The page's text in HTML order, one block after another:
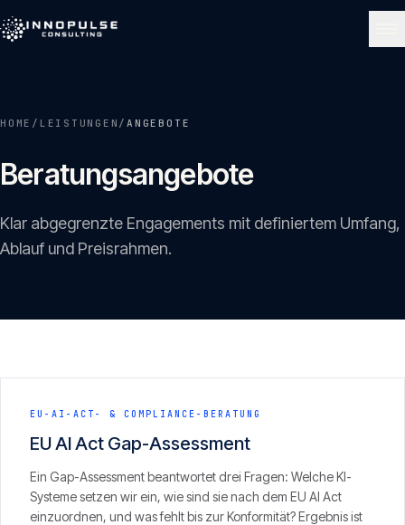
Über uns 02
Insights
Glossar 06
HOME / LEISTUNGEN /ANGEBOTE
Beratungsangebote
Klar abgegrenzte Engagements mit definiertem Umfang,
Ablauf und Preisrahmen.
EU-AI-ACT- & COMPLIANCE-BERATUNG
EU AI Act Gap-Assessment
Ein Gap-Assessment beantwortet drei Fragen: Welche KI-
Systeme setzen wir ein, wie sind sie nach dem EU AI Act
einzuordnen, und was fehlt bis zur Konformität? Ergebnis ist